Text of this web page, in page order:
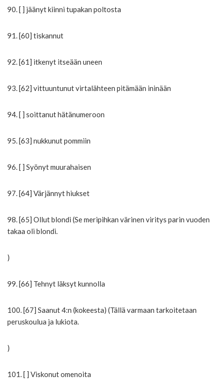
90. [ ] jäänyt kiinni tupakan poltosta
91. [60] tiskannut
92. [61] itkenyt itseään uneen
93. [62] vittuuntunut virtalähteen pitämään ininään
94. [ ] soittanut hätänumeroon
95. [63] nukkunut pommiin
96. [ ] Syönyt muurahaisen
97. [64] Värjännyt hiukset
98. [65] Ollut blondi (Se meripihkan värinen viritys parin vuoden
takaa oli blondi.
)
99. [66] Tehnyt läksyt kunnolla
100. [67] Saanut 4:n (kokeesta) (Tällä varmaan tarkoitetaan
peruskoulua ja lukiota.
)
101. [ ] Viskonut omenoita